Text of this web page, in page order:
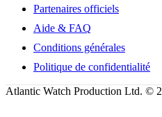
Partenaires officiels
Aide & FAQ
Conditions générales
Politique de confidentialité
Atlantic Watch Production Ltd. ©